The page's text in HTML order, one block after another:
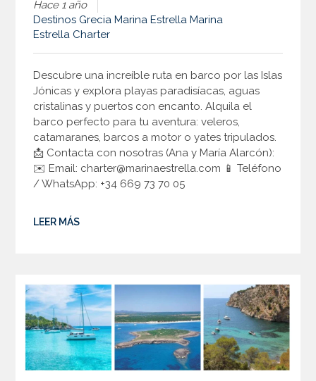
Hace 1 año
Destinos Grecia Marina Estrella Marina
Estrella Charter
Descubre una increíble ruta en barco por las Islas
Jónicas y explora playas paradisíacas, aguas
cristalinas y puertos con encanto. Alquila el
barco perfecto para tu aventura: veleros,
catamaranes, barcos a motor o yates tripulados.
📩 Contacta con nosotras (Ana y María Alarcón):
✉️ Email: charter@marinaestrella.com 📱 Teléfono
/ WhatsApp: +34 669 73 70 05
LEER MÁS